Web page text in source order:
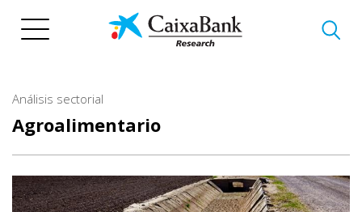
Análisis sectorial
Agroalimentario